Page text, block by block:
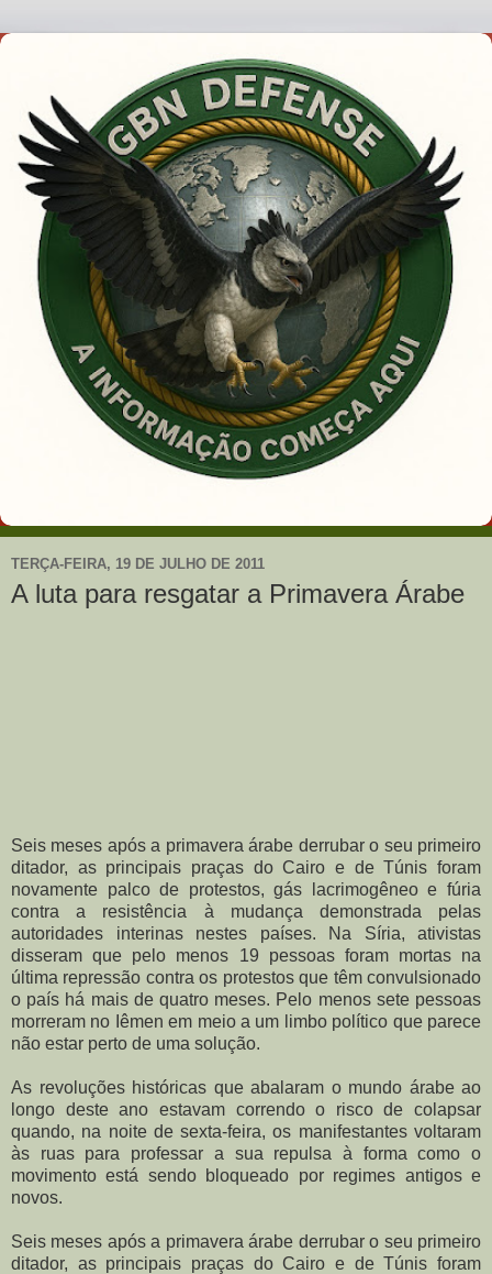
TERÇA-FEIRA, 19 DE JULHO DE 2011
A luta para resgatar a Primavera Árabe
Seis meses após a primavera árabe derrubar o seu primeiro
ditador, as principais praças do Cairo e de Túnis foram
novamente palco de protestos, gás lacrimogêneo e fúria
contra a resistência à mudança demonstrada pelas
autoridades interinas nestes países. Na Síria, ativistas
disseram que pelo menos 19 pessoas foram mortas na
última repressão contra os protestos que têm convulsionado
o país há mais de quatro meses. Pelo menos sete pessoas
morreram no Iêmen em meio a um limbo político que parece
não estar perto de uma solução.
As revoluções históricas que abalaram o mundo árabe ao
longo deste ano estavam correndo o risco de colapsar
quando, na noite de sexta-feira, os manifestantes voltaram
às ruas para professar a sua repulsa à forma como o
movimento está sendo bloqueado por regimes antigos e
novos.
Seis meses após a primavera árabe derrubar o seu primeiro
ditador, as principais praças do Cairo e de Túnis foram